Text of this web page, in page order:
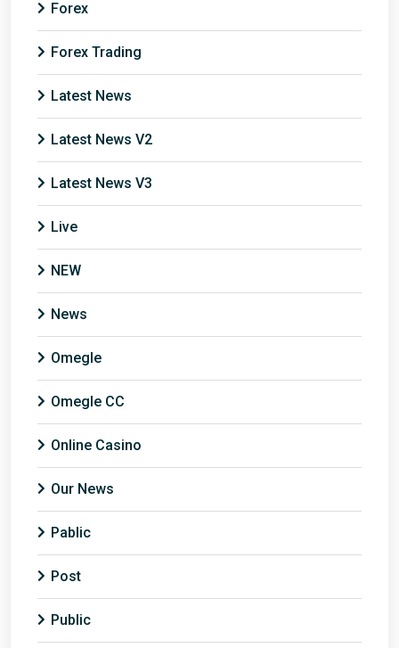
Forex
Forex Trading
Latest News
Latest News V2
Latest News V3
Live
NEW
News
Omegle
Omegle CC
Online Casino
Our News
Pablic
Post
Public